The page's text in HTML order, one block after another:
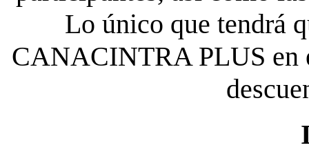
Lo único que tendrá
CANACINTRA PLUS en